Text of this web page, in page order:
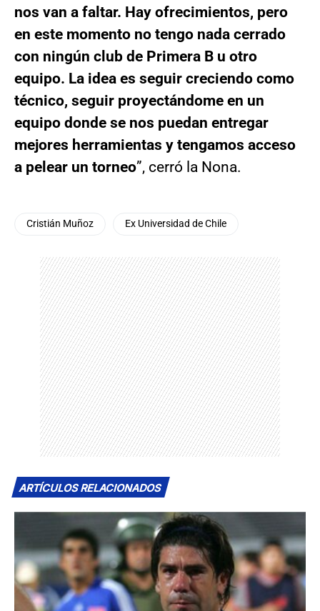
nos van a faltar. Hay ofrecimientos, pero
en este momento no tengo nada cerrado
con ningún club de Primera B u otro
equipo. La idea es seguir creciendo como
técnico, seguir proyectándome en un
equipo donde se nos puedan entregar
mejores herramientas y tengamos acceso
a pelear un torneo”, cerró la Nona.
Cristián Muñoz Ex Universidad de Chile
ARTÍCULOS RELACIONADOS